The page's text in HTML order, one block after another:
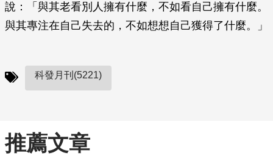
說：「與其老看別人擁有什麼，不如看自己擁有什麼。
與其專注在自己失去的，不如想想自己獲得了什麼。」
科發月刊(5221)
推薦文章